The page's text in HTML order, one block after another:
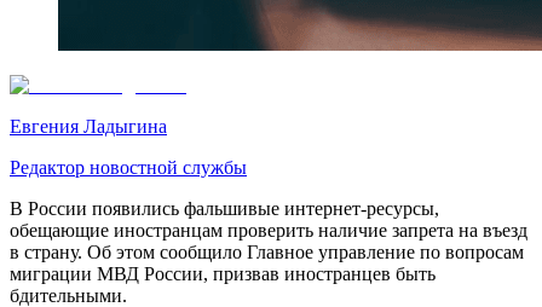
Евгения Ладыгина
Редактор новостной службы
В России появились фальшивые интернет-ресурсы,
обещающие иностранцам проверить наличие запрета на въезд
в страну. Об этом сообщило Главное управление по вопросам
миграции МВД России, призвав иностранцев быть
бдительными.